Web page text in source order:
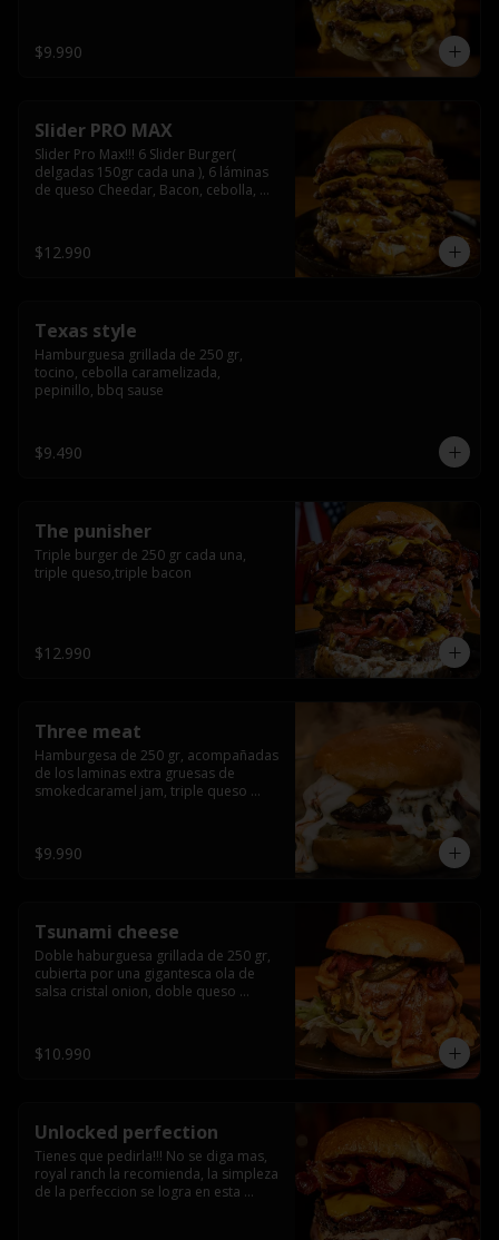
$9.990
Slider PRO MAX
Slider Pro Max!!! 6 Slider Burger(
delgadas 150gr cada una ), 6 láminas
de queso Cheedar, Bacon, cebolla,
$12.990
Texas style
Hamburguesa grillada de 250 gr,
tocino, cebolla caramelizada,
pepinillo, bbq sause
$9.490
The punisher
Triple burger de 250 gr cada una,
triple queso,triple bacon
$12.990
Three meat
Hamburgesa de 250 gr, acompañadas
de los laminas extra gruesas de
smokedcaramel jam, triple queso
$9.990
Tsunami cheese
Doble haburguesa grillada de 250 gr,
cubierta por una gigantesca ola de
salsa cristal onion, doble queso
grill y los mas ricos jalapeños
jalapeños de todo texas.
$10.990
Unlocked perfection
Tienes que pedirla!!! No se diga mas,
royal ranch la recomienda, la simpleza
de la perfeccion se logra en esta